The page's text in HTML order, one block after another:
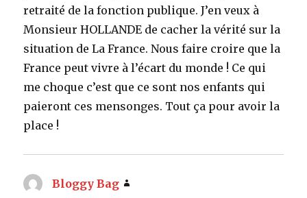
retraité de la fonction publique. J’en veux à
Monsieur HOLLANDE de cacher la vérité sur la
situation de La France. Nous faire croire que la
France peut vivre à l’écart du monde ! Ce qui
me choque c’est que ce sont nos enfants qui
paieront ces mensonges. Tout ça pour avoir la
place !
Bloggy Bag